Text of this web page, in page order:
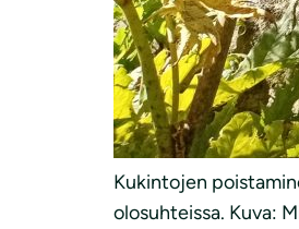
Kukintojen
olosuhteissa. Kuva: